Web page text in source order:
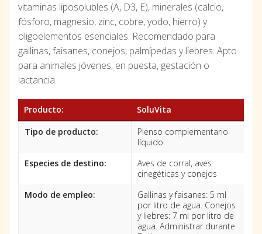
vitaminas liposolubles (A, D3, E), minerales (calcio,
fósforo, magnesio, zinc, cobre, yodo, hierro) y
oligoelementos esenciales. Recomendado para
gallinas, faisanes, conejos, palmípedas y liebres. Apto
para animales jóvenes, en puesta, gestación o
lactancia.
Producto:
SoluVita
Tipo de producto:
Pienso complementario
líquido
Especies de destino:
Aves de corral, aves
cinegéticas y conejos
Modo de empleo:
Gallinas y faisanes: 5 ml
por litro de agua. Conejos
y liebres: 7 ml por litro de
agua. Administrar durante